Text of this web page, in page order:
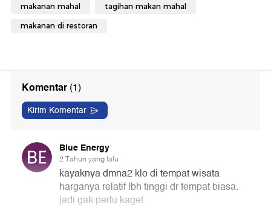
makanan mahal tagihan makan mahal
makanan di restoran